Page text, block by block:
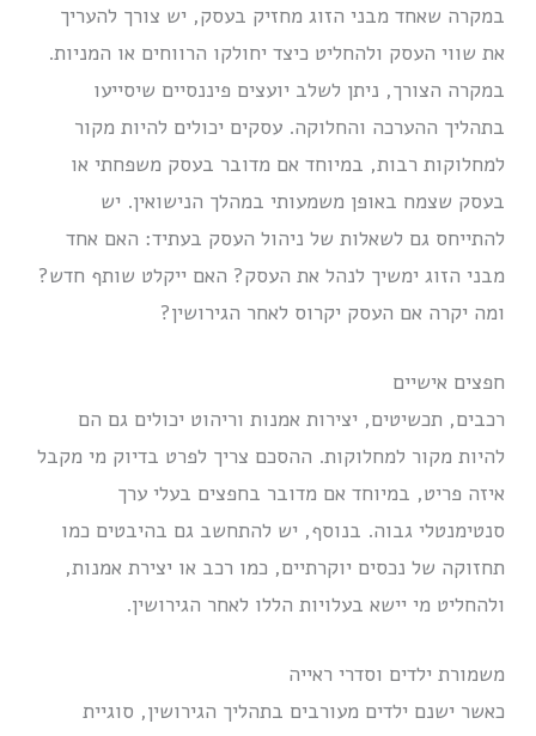
במקרה שאחד מבני הזוג מחזיק בעסק, יש צורך להעריך
את שווי העסק ולהחליט כיצד יחולקו הרווחים או המניות.
במקרה הצורך, ניתן לשלב יועצים פיננסיים שיסייעו
בתהליך ההערכה והחלוקה. עסקים יכולים להיות מקור
למחלוקות רבות, במיוחד אם מדובר בעסק משפחתי או
בעסק שצמח באופן משמעותי במהלך הנישואין. יש
להתייחס גם לשאלות של ניהול העסק בעתיד: האם אחד
מבני הזוג ימשיך לנהל את העסק? האם ייקלט שותף חדש?
ומה יקרה אם העסק יקרוס לאחר הגירושין?
חפצים אישיים
רכבים, תכשיטים, יצירות אמנות וריהוט יכולים גם הם
להיות מקור למחלוקות. ההסכם צריך לפרט בדיוק מי מקבל
איזה פריט, במיוחד אם מדובר בחפצים בעלי ערך
סנטימנטלי גבוה. בנוסף, יש להתחשב גם בהיבטים כמו
תחזוקה של נכסים יוקרתיים, כמו רכב או יצירת אמנות,
ולהחליט מי יישא בעלויות הללו לאחר הגירושין.
משמורת ילדים וסדרי ראייה
כאשר ישנם ילדים מעורבים בתהליך הגירושין, סוגיית